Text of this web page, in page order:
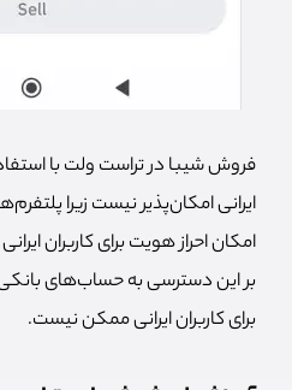
فروش شیبا در تراست ولت با
ایرانی امکان‌پذیر نیست زیرا
امکان احراز هویت برای کاربران
بر این دسترسی به حساب‌های بانکی
برای کاربران ایرانی ممکن نیست.